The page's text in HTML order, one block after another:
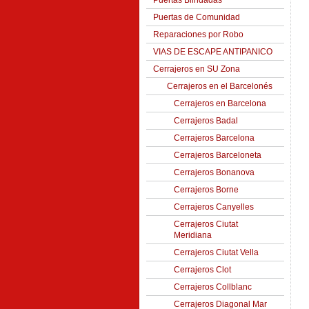
Puertas de Comunidad
Reparaciones por Robo
VIAS DE ESCAPE ANTIPANICO
Cerrajeros en SU Zona
Cerrajeros en el Barcelonés
Cerrajeros en Barcelona
Cerrajeros Badal
Cerrajeros Barcelona
Cerrajeros Barceloneta
Cerrajeros Bonanova
Cerrajeros Borne
Cerrajeros Canyelles
Cerrajeros Ciutat
Meridiana
Cerrajeros Ciutat Vella
Cerrajeros Clot
Cerrajeros Collblanc
Cerrajeros Diagonal Mar